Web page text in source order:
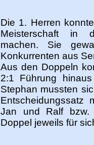
Die 1. Herren
Meisterschaft in
machen. Sie
Konkurrenten aus
Aus den Doppeln
2:1 Führung
Stephan mussten
Entscheidungssatz
Jan und Ralf
Doppel jeweils für